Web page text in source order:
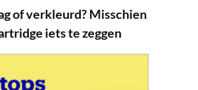
of verkleurd? Misschien
iets te zeggen